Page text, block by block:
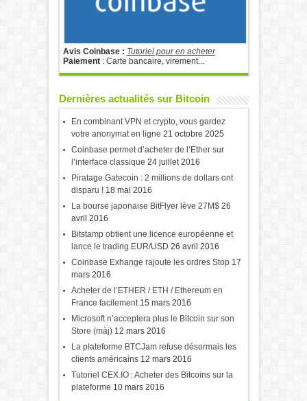
Avis Coinbase : Tutoriel pour en acheter
Paiement: Carte bancaire, virement...
Dernières actualités sur Bitcoin
En combinant VPN et crypto, vous gardez
votre anonymat en ligne 21 octobre 2025
Coinbase permet d’acheter de l’Ether sur
l’interface classique 24 juillet 2016
Piratage Gatecoin : 2 millions de dollars ont
disparu ! 18 mai 2016
La bourse japonaise BitFlyer lève 27M$ 26
avril 2016
Bitstamp obtient une licence européenne et
lance le trading EUR/USD 26 avril 2016
Coinbase Exhange rajoute les ordres Stop 17
mars 2016
Acheter de l’ETHER / ETH / Ethereum en
France facilement 15 mars 2016
Microsoft n’acceptera plus le Bitcoin sur son
Store (màj) 12 mars 2016
La plateforme BTCJam refuse désormais les
clients américains 12 mars 2016
Tutoriel CEX.IO : Acheter des Bitcoins sur la
plateforme 10 mars 2016